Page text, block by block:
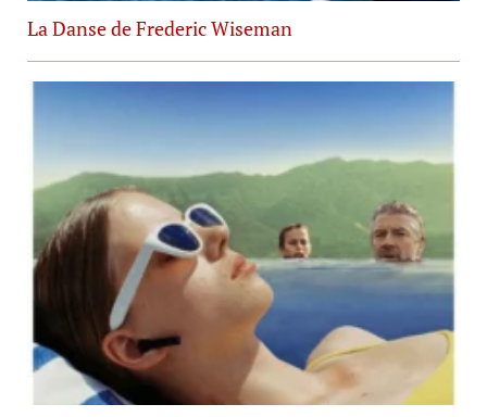
La Danse de Frederic Wiseman